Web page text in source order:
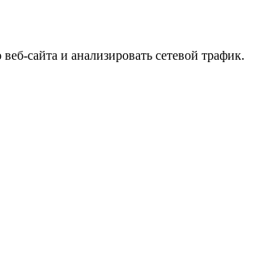
сайта и анализировать сетевой трафик.